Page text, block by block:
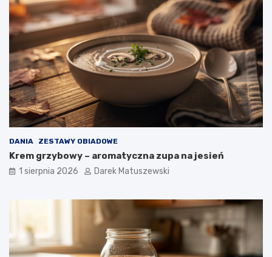
DANIA ZESTAWY OBIADOWE
Krem grzybowy – aromatyczna zupa na jesień
1 sierpnia 2026 Darek Matuszewski